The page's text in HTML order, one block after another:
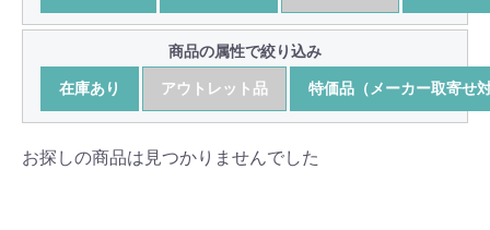
商品の属性で絞り込み
在庫あり アウトレット品 特価品（メーカー取寄せ
お探しの商品は見つかりませんでした